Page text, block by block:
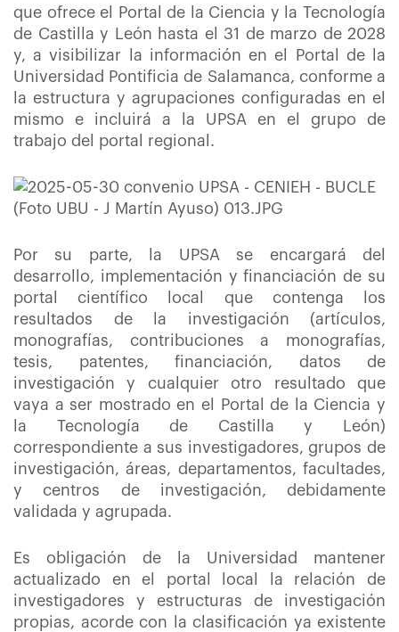
que ofrece el Portal de la Ciencia y la Tecnología
de Castilla y León hasta el 31 de marzo de 2028
y, a visibilizar la información en el Portal de la
Universidad Pontificia de Salamanca, conforme a
la estructura y agrupaciones configuradas en el
mismo e incluirá a la UPSA en el grupo de
trabajo del portal regional.
Por su parte, la UPSA se encargará del
desarrollo, implementación y financiación de su
portal científico local que contenga los
resultados de la investigación (artículos,
monografías, contribuciones a monografías,
tesis, patentes, financiación, datos de
investigación y cualquier otro resultado que
vaya a ser mostrado en el Portal de la Ciencia y
la Tecnología de Castilla y León)
correspondiente a sus investigadores, grupos de
investigación, áreas, departamentos, facultades,
y centros de investigación, debidamente
validada y agrupada.
Es obligación de la Universidad mantener
actualizado en el portal local la relación de
investigadores y estructuras de investigación
propias, acorde con la clasificación ya existente